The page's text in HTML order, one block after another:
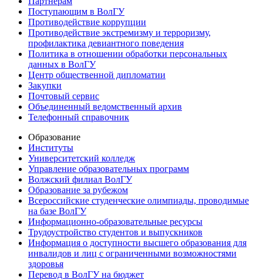
Поступающим в ВолГУ
Противодействие коррупции
Противодействие экстремизму и терроризму,
профилактика девиантного поведения
Политика в отношении обработки персональных
данных в ВолГУ
Центр общественной дипломатии
Закупки
Почтовый сервис
Объединенный ведомственный архив
Телефонный справочник
Образование
Институты
Университетский колледж
Управление образовательных программ
Волжский филиал ВолГУ
Образование за рубежом
Всероссийские студенческие олимпиады, проводимые
на базе ВолГУ
Информационно-образовательные ресурсы
Трудоустройство студентов и выпускников
Информация о доступности высшего образования для
инвалидов и лиц с ограниченными возможностями
здоровья
Перевод в ВолГУ на бюджет